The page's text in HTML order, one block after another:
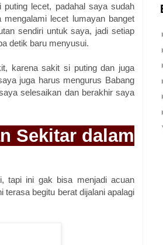
lecet, padahal saya sudah
lecet lumayan banget
sendiri untuk saya, jadi setiap
detik baru menyusui.
karena sakit si puting dan juga
juga harus mengurus Babang
selesaikan dan berakhir saya
Sekitar dalam
tapi ini gak bisa menjadi acuan
begitu berat dijalani apalagi